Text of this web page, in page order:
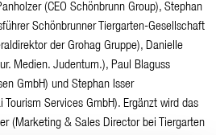
(CEO Schönbrunn Group), Stephan
Schönbrunner Tiergarten-Gesellschaft
der Grohag Gruppe), Danielle
Medien. Judentum.), Paul Blaguss
GmbH) und Stephan Isser
Services GmbH). Ergänzt wird das
(Marketing & Sales Director bei Tiergarten